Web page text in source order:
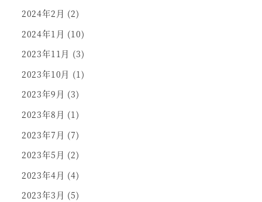
2024年2月 (2)
2024年1月 (10)
2023年11月 (3)
2023年10月 (1)
2023年9月 (3)
2023年8月 (1)
2023年7月 (7)
2023年5月 (2)
2023年4月 (4)
2023年3月 (5)